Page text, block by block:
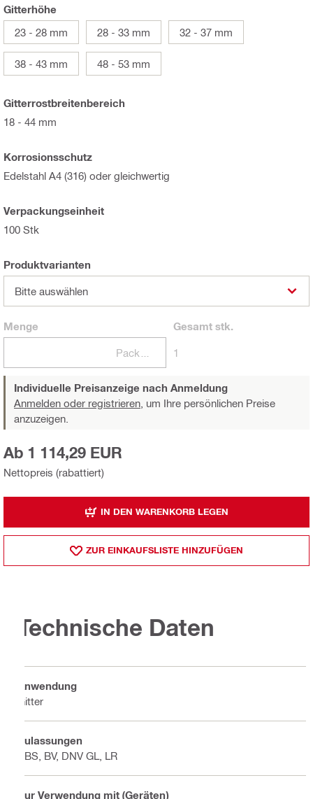
Gitterhöhe
23 - 28 mm
28 - 33 mm 32 - 37 mm
38 - 43 mm 48 - 53 mm
Gitterrostbreitenbereich
18 - 44 mm
Korrosionsschutz
Edelstahl A4 (316) oder gleichwertig
Verpackungseinheit
100 Stk
Produktvarianten
Bitte auswählen
Menge Gesamtstk.
1
Individuelle Preisanzeige nach Anmeldung
Anmelden oder registrieren, um Ihre persönlichen Preise
anzuzeigen.
Nettopreis (rabattiert)
Ab 1 114,29 EUR
IN DEN WARENKORB LEGEN
ZUR EINKAUFSLISTE HINZUFÜGEN
Technische Daten
Anwendung
Gitter
Zulassungen
ABS, BV, DNV GL, LR
Zur Verwendung mit (Geräten)